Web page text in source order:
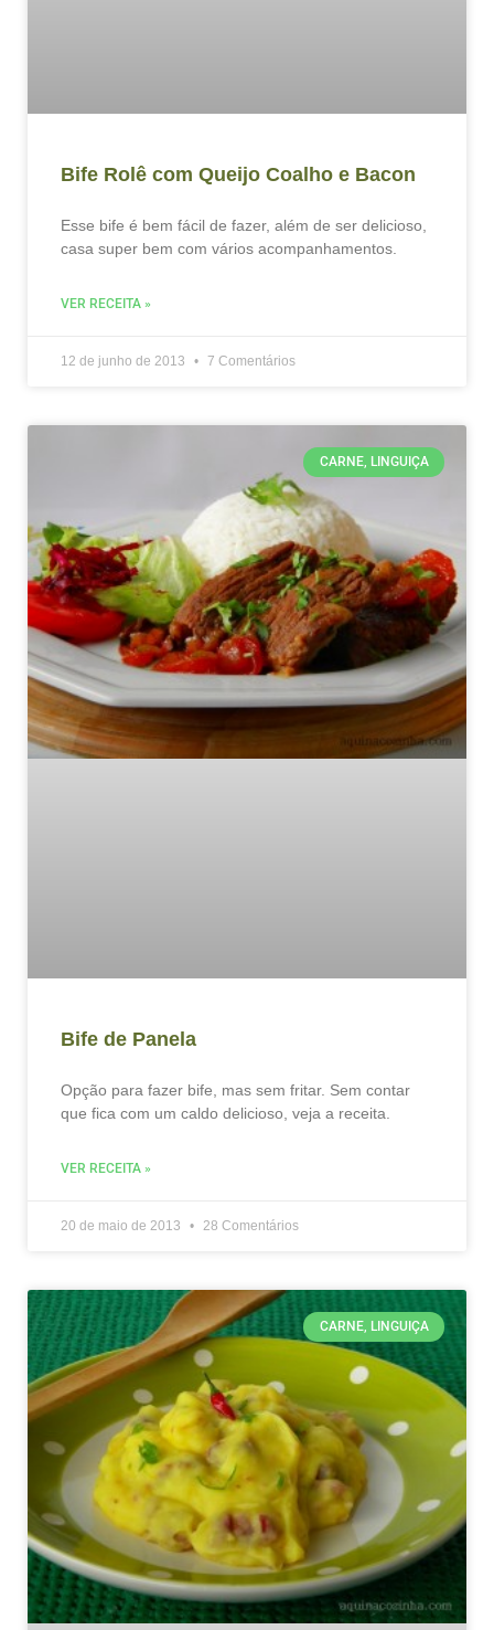
Bife Rolê com Queijo Coalho e Bacon
Esse bife é bem fácil de fazer, além de ser delicioso,
casa super bem com vários acompanhamentos.
VER RECEITA »
12 de junho de 2013 7 Comentários
CARNE, LINGUIÇA
Bife de Panela
Opção para fazer bife, mas sem fritar. Sem contar
que fica com um caldo delicioso, veja a receita.
VER RECEITA »
20 de maio de 2013 28 Comentários
CARNE, LINGUIÇA